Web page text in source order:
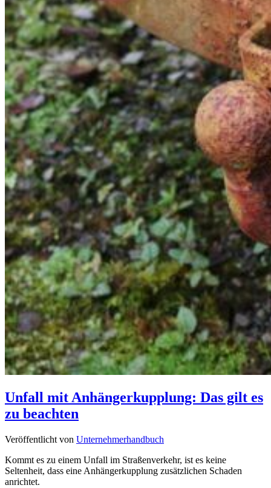
Unfall mit Anhängerkupplung: Das gilt es
zu beachten
Veröffentlicht von Unternehmerhandbuch
Kommt es zu einem Unfall im Straßenverkehr, ist es keine
Seltenheit, dass eine Anhängerkupplung zusätzlichen Schaden
anrichtet.